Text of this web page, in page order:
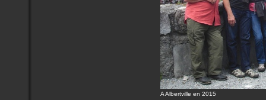
A Albertville en 2015